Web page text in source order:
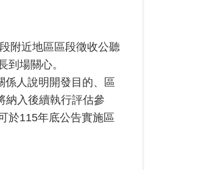
附近地區區段徵收公聽
場關心。
係人說明開發目的、區
納入後續執行評估參
於115年底公告實施區